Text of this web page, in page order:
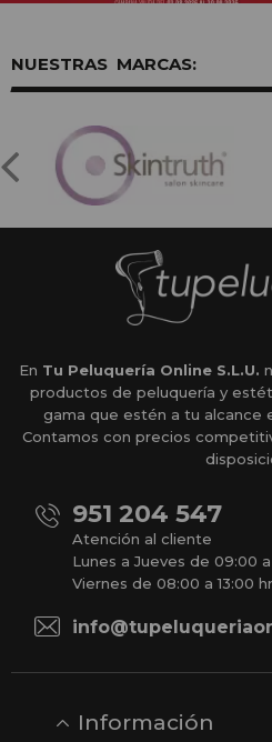
MARCAS:
En Tu Peluquería Online S.L.U.
productos de peluquería y
gama que estén a tu alcance
Contamos con precios
951 204 547
Atención al cliente
Lunes a Jueves de 09:00 a
Viernes de 08:00 a 13:00
Información